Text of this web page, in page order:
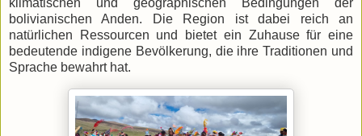
klimatischen und geographischen Bedingungen der
bolivianischen Anden. Die Region ist dabei reich an
natürlichen Ressourcen und bietet ein Zuhause für eine
bedeutende indigene Bevölkerung, die ihre Traditionen und
Sprache bewahrt hat.